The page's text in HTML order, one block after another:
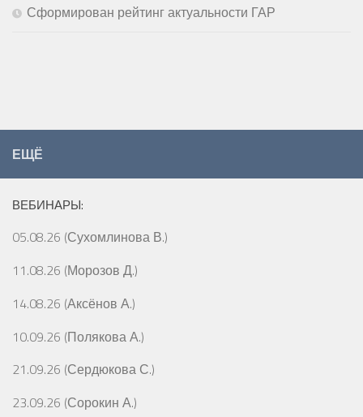
Сформирован рейтинг актуальности ГАР
ЕЩЁ
ВЕБИНАРЫ:
05.08.26 (Сухомлинова В.)
11.08.26 (Морозов Д.)
14.08.26 (Аксёнов А.)
10.09.26 (Полякова А.)
21.09.26 (Сердюкова С.)
23.09.26 (Сорокин А.)